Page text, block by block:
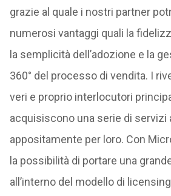
grazie al quale i nostri partner
numerosi vantaggi quali la
la semplicità dell’adozione e la
360° del processo di vendita. I
veri e proprio interlocutori
acquisiscono una serie di servizi
appositamente per loro. Con
la possibilità di portare una
all’interno del modello di